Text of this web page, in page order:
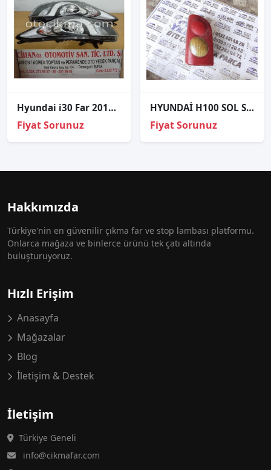
Hyundai i30 Far 2012 2016 - Sağ Sol
Fiyat Sorunuz
HYUNDAİ H100 SOL STOP
Fiyat Sorunuz
Hakkımızda
Türkiye'nin en güvenilir çıkma far ve stop lambası platformu.
Onlarca mağaza ve binlerce ürünü tek çatı altında
buluşturuyoruz.
Hızlı Erişim
Anasayfa
Mağazalar
Blog
İletişim & Destek
İletişim
Türkiye Geneli
info@cikmafar.com